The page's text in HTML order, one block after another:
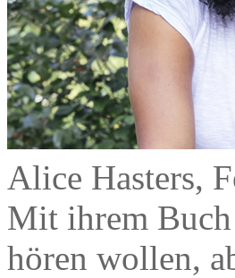
Alice Hasters,
Mit ihrem Buch
hören wollen,